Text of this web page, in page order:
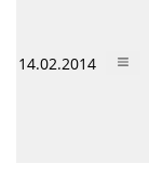
14.02.2014